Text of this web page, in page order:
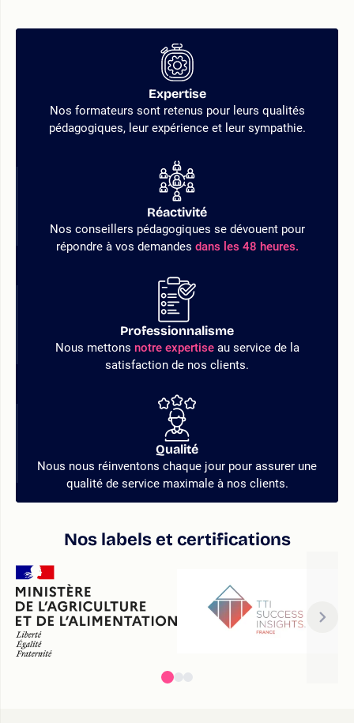
Expertise
Nos formateurs sont retenus pour leurs qualités
pédagogiques, leur expérience et leur sympathie.
Réactivité
Nos conseillers pédagogiques se dévouent pour
répondre à vos demandes dans les 48 heures.
Professionnalisme
Nous mettons notre expertiseau service de la
satisfaction de nos clients.
Qualité
Nous nous réinventons chaque jour pour assurer une
qualité de service maximale à nos clients.
Nos labels et certifications